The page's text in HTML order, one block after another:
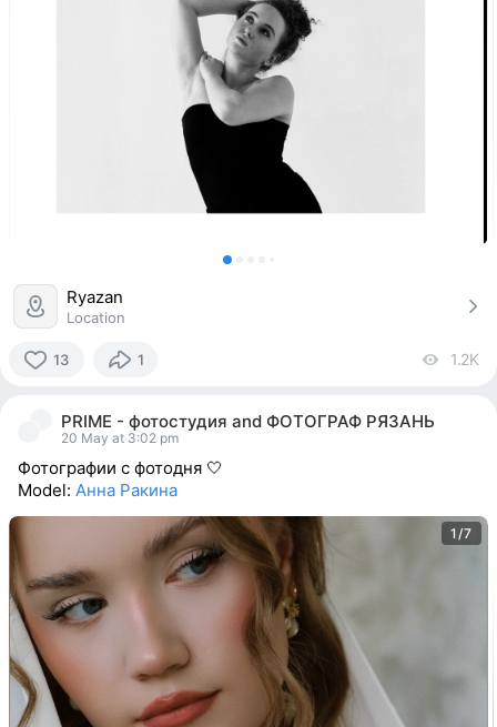
Ryazan
Location
13
reacted
1 1.2K
PRIME - фотостудия and ФОТОГРАФ РЯЗАНЬ
20 May at 3:02 pm
Фотографии с фотодня 🤍
Model: Анна Ракина
1/7